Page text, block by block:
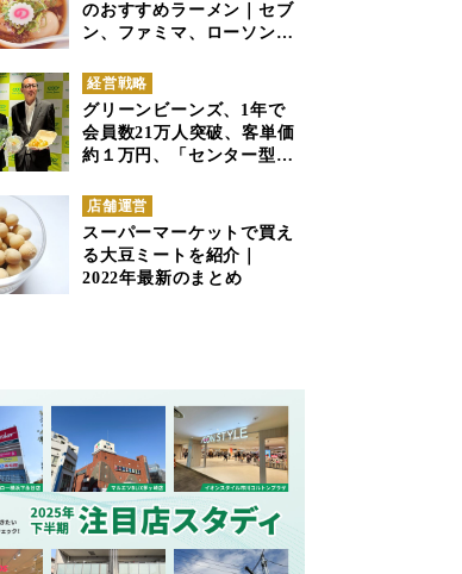
のおすすめラーメン｜セブ
ン、ファミマ、ローソンの
経営戦略
グリーンビーンズ、1年で
会員数21万人突破、客単価
約１万円、「センター型の
も成立できるか
店舗運営
スーパーマーケットで買え
る大豆ミートを紹介｜
2022年最新のまとめ